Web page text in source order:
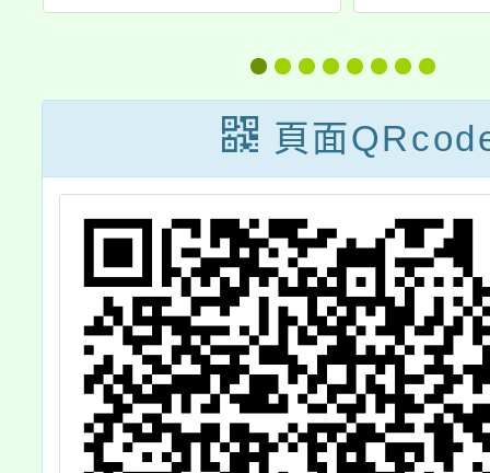
管理局（以下簡
稱檔案局）訂於
115年6月至8月
辦理「夏日檔案
季2026」暑期系
列活動，請各級
學校師生及家長
踴躍參與，請查
照。
學習
度心
PK
頁面